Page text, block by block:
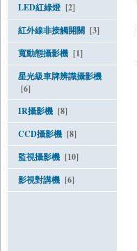
LED紅綠燈 [2]
紅外線非接觸開關 [3]
寬動態攝影機 [1]
星光級車牌辨識攝影機
[6]
IR攝影機 [8]
CCD攝影機 [8]
監視攝影機 [10]
影視對講機 [6]